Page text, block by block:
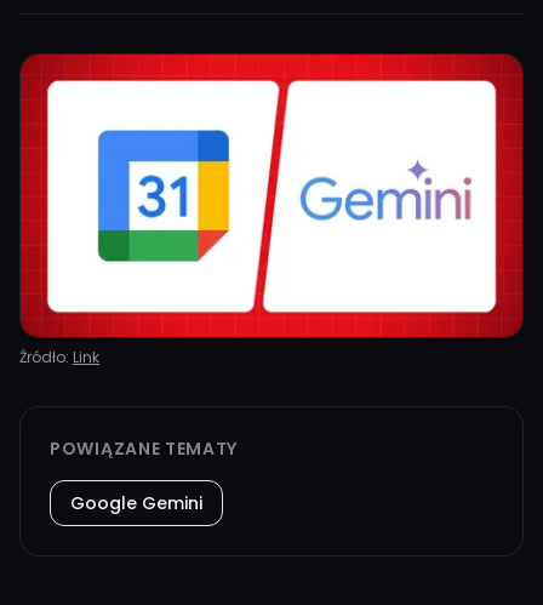
Źródło: Link
POWIĄZANE TEMATY
Google Gemini